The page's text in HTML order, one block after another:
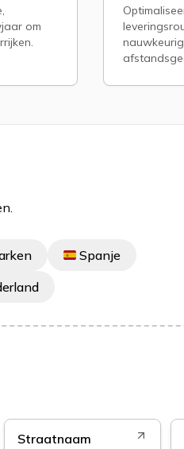
om
Spanje
Straatnaam